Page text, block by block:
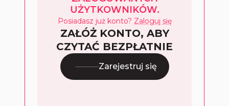
UŻYTKOWNIKÓW.
Posiadasz już konto? Zaloguj się
ZAŁÓŻ KONTO, ABY
CZYTAĆ BEZPŁATNIE
Zarejestruj się